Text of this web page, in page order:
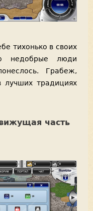
тихонько в своих
недобрые люди
Грабеж,
традициях
часть